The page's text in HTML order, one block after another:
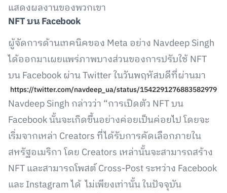
แสดงผลงานของพวกเขา
NFTบนFacebook
ผู้จัดการด้านเทคนิคของ Meta อย่าง Navdeep Singh
ได้ออกมาเผยแพร่ภาพบางส่วนของการปรับใช้ NFT
บน Facebook ผ่าน Twitter ในวันพฤหัสบดีที่ผ่านมา
https://twitter.com/navdeep_ua/status/1542291276883582979
Navdeep Singh กล่าวว่า “การเปิดตัว NFT บน
Facebook นั้นจะเกิดขึ้นอย่างค่อยเป็นค่อยไป โดยจะ
เริ่มจากเหล่า Creators ที่ได้รับการคัดเลือกภายใน
สหรัฐอเมริกา โดย Creators เหล่านั้นจะสามารถสร้าง
NFT และสามารถโพสต์ Cross-Post ระหว่าง Facebook
และ Instagram ได้ ไม่เพียงเท่านั้น ในปัจจุบัน